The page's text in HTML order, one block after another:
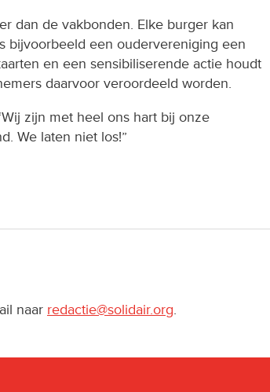
dan de vakbonden. Elke burger kan
bijvoorbeeld een oudervereniging een
en een sensibiliserende actie houdt
daarvoor veroordeeld worden.
zijn met heel ons hart bij onze
We laten niet los!”
naar redactie@solidair.org.